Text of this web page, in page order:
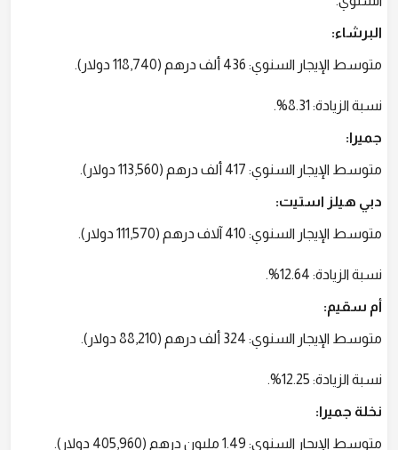
البرشاء:
متوسط الإيجار السنوي: 436 ألف درهم (118,740 دولار).
نسبة الزيادة: 8.31%.
جميرا:
متوسط الإيجار السنوي: 417 ألف درهم (113,560 دولار).
دبي هيلز استيت:
متوسط الإيجار السنوي: 410 آلاف درهم (111,570 دولار).
نسبة الزيادة: 12.64%.
أم سقيم:
متوسط الإيجار السنوي: 324 ألف درهم (88,210 دولار).
نسبة الزيادة: 12.25%.
نخلة جميرا:
متوسط الإيجار السنوي: 1.49 مليون درهم (405,960 دولار).